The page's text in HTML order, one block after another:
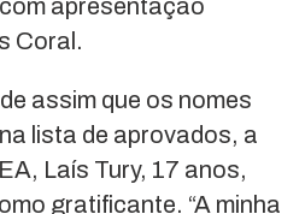
apresentação
Coral.
assim que os nomes
lista de aprovados, a
Laís Tury, 17 anos,
gratificante. “A minha